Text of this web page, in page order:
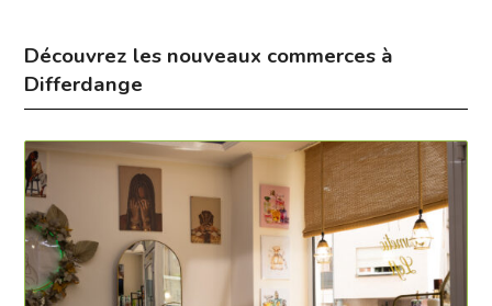
Découvrez les nouveaux commerces à
Differdange